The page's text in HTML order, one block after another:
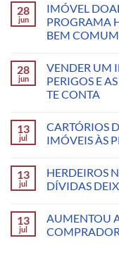
28
jun
IMÓVEL
PROGRAMA
BEM
28
jun
VENDER UM
PERIGOS E
TE CONTA
13
jul
CARTÓRIOS
IMÓVEIS ÀS
13
jul
HERDEIROS
DÍVIDAS
13
jul
AUMENTOU